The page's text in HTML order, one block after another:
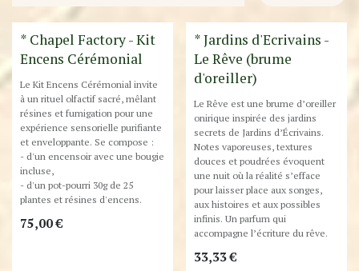
* Chapel Factory - Kit
Encens Cérémonial
Le Kit Encens Cérémonial invite
à un rituel olfactif sacré, mêlant
résines et fumigation pour une
expérience sensorielle purifiante
et enveloppante. Se compose :
- d'un encensoir avec une bougie
incluse,
- d'un pot-pourri 30g de 25
plantes et résines d'encens.
75,00€
* Jardins d'Ecrivains -
Le Rêve (brume
d'oreiller)
Le Rêve est une brume d’oreiller
onirique inspirée des jardins
secrets de Jardins d’Écrivains.
Notes vaporeuses, textures
douces et poudrées évoquent
une nuit où la réalité s’efface
pour laisser place aux songes,
aux histoires et aux possibles
infinis. Un parfum qui
accompagne l’écriture du rêve.
33,33€